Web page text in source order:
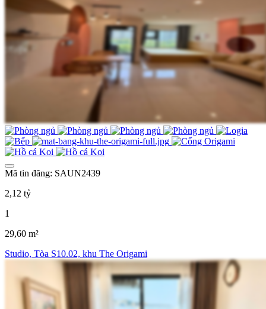
Mã tin đăng: SAUN2439
2,12 tỷ
1
29,60 m²
Studio, Tòa S10.02, khu The Origami